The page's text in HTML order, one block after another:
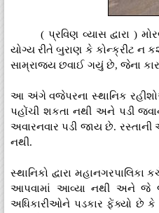
( પ્રવિણ વ્યાસ દ્વારા )
યોગ્ય રીતે બુરાણ કે કોન્ક્રીટ ન
સામ્રાજ્ય છવાઈ ગયું છે, જેના
આ અંગે વજેપરના સ્થાનિક રહીશોએ
પહોંચી શકતા નથી અને પડી
અવારનવાર પડી જાય છે.
નથી.
સ્થાનિકો દ્વારા
આપવામાં આવ્યા નથી અને જે
અધિકારીઓને પડકાર ફેંક્યો છે